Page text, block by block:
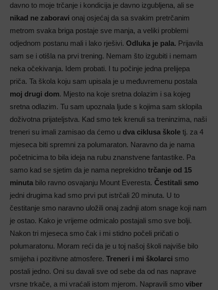
davno to moje trčanje i kondicija je davno izgubljena, ali se
nikad ne zaboravi onaj osjećaj da sa svakim pretrčanim
metrom svaka briga postaje sve manja, a veliki problemi
odjednom postanu mali i lako rješivi. Odluka je pala. Prijavila
sam se i otišla na prvi trening. Nemam što izgubiti i nemam
neka očekivanja. Idem probati. I tu počinje jedna prelijepa
priča. Ta škola koju sam upisala je u međuvremenu postala
moj drugi dom. Mjesto na koje sretna dolazim i sa kojeg
sretna odlazim. Tu sam upoznala ljude s kojima sam sklopila
doživotna prijateljstva. Kad smo tek krenuli sa treninzima, naši
treneri su imali zamisao da ćemo u dva ciklusa škole tj. za 4
mjeseca biti spremni za polumaraton. Naravno da je nama
početnicima to bila ideja na rubu znanstvene fantastike. Pa
samo kad se sjetim da je nama neprekidno trčanje od 15
minuta bilo ravno osvajanju Mount Everesta. Čestitali smo
jedni drugima kad smo prvi put istrčali 20 minuta. U to
čestitanje smo naravno uložili onaj zadnji atom snage koji nam
je ostao. Kako je vrijeme odmicalo postajali smo sve bolji.
Nakon tri mjeseca smo čak i mi stidno počeli pričati o
polumaratonu. Moram reći da je u toj našoj školi najviše bilo
smijeha i pozitivne atmosfere. Treneri i mi školarci smo
postali jedno. Oni su davali sve od sebe da od nas naprave
vrsne trkače, a mi vraćali istom mjerom. Napravili smo viber